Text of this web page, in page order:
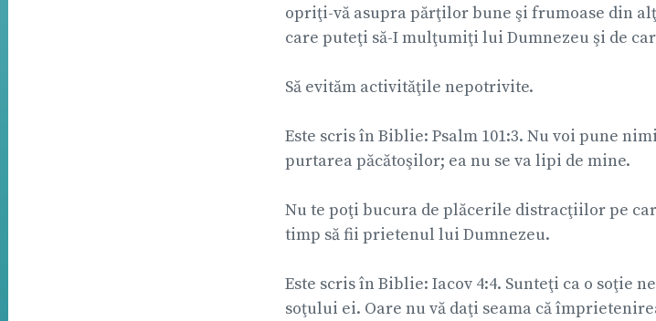
opriţi-vă asupra părţilor bune şi frumoase din
care puteţi să-I mulţumiţi lui Dumnezeu şi de
Să evităm activităţile nepotrivite.
Este scris în Biblie: Psalm 101:3. Nu voi pune
purtarea păcătoşilor; ea nu se va lipi de mine.
Nu te poţi bucura de plăcerile distracţiilor pe
timp să fii prietenul lui Dumnezeu.
Este scris în Biblie: Iacov 4:4. Sunteţi ca o soţie
soţului ei. Oare nu vă daţi seama că